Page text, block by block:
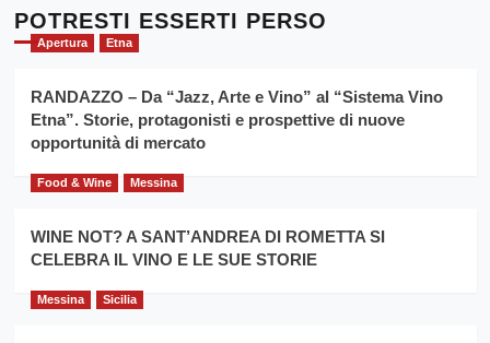
l’
evento
per
la
filiera
del
duro
siciliano
Cronoscalata
Giarre
Montesalice
per
il
secondo
consecutivo
Caruso
POTRESTI ESSERTI PERSO
Apertura Etna
RANDAZZO – Da “Jazz, Arte e Vino” al “Sistema Vino
Etna”. Storie, protagonisti e prospettive di nuove
opportunità di mercato
Food & Wine Messina
WINE NOT? A SANT’ANDREA DI ROMETTA SI
CELEBRA IL VINO E LE SUE STORIE
Messina Sicilia